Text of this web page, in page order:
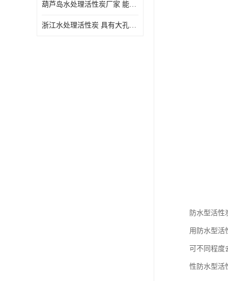
葫芦岛水处理活性炭厂家 能够吸附大分子有机物 可再生能力较强
浙江水处理活性炭 具有大孔结构 具有较高的吸附能力
防水型活性
用防水型活
可不同程度
性防水型活